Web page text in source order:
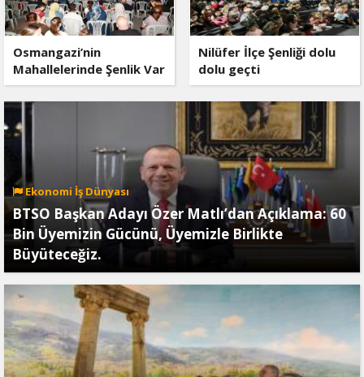
Osmangazi’nin
Mahallelerinde Şenlik Var
Nilüfer İlçe Şenliği dolu
dolu geçti
Ekonomi İş Dünyası
BTSO Başkan Adayı Özer Matlı’dan Açıklama: 60
Bin Üyemizin Gücünü, Üyemizle Birlikte
Büyüteceğiz.